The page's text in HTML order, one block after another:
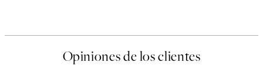
Opiniones de los clientes